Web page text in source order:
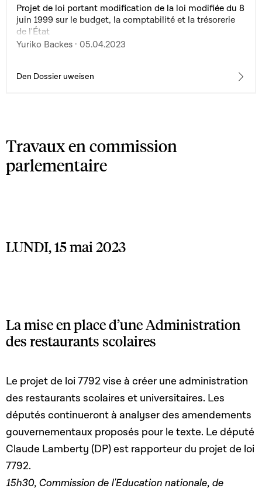
Projet de loi portant modification de la loi modifiée du 8
juin 1999 sur le budget, la comptabilité et la trésorerie
de l'État
Yuriko Backes · 05.04.2023
Den Dossier uweisen
Travaux en commission
parlementaire
LUNDI, 15 mai 2023
La mise en place d’une Administration
des restaurants scolaires
Le projet de loi 7792 vise à créer une administration
des restaurants scolaires et universitaires. Les
députés continueront à analyser des amendements
gouvernementaux proposés pour le texte. Le député
Claude Lamberty (DP) est rapporteur du projet de loi
7792.
15h30, Commission de l'Education nationale, de